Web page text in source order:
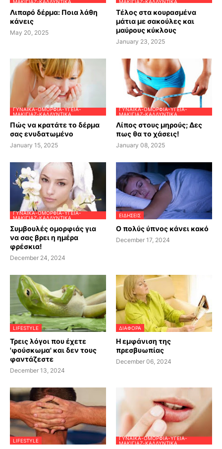
ΜΑΚΙΓΙΆΖ-ΚΑΛΛΥΝΤΙΚΆ
Λιπαρό δέρμα: Ποια λάθη
κάνεις
May 20, 2025
ΜΑΚΙΓΙΆΖ-ΚΑΛΛΥΝΤΙΚΆ
Τέλος στα κουρασμένα
μάτια με σακούλες και
μαύρους κύκλους
January 23, 2025
ΓΥΝΑΊΚΑ-ΟΜΟΡΦΙΆ-ΥΓΕΊΑ-
ΜΑΚΙΓΙΆΖ-ΚΑΛΛΥΝΤΙΚΆ
Πώς να κρατάτε το δέρμα
σας ενυδατωμένο
January 15, 2025
ΓΥΝΑΊΚΑ-ΟΜΟΡΦΙΆ-ΥΓΕΊΑ-
ΜΑΚΙΓΙΆΖ-ΚΑΛΛΥΝΤΙΚΆ
Λίπος στους μηρούς; Δες
πως θα το χάσεις!
January 08, 2025
ΓΥΝΑΊΚΑ-ΟΜΟΡΦΙΆ-ΥΓΕΊΑ-
ΜΑΚΙΓΙΆΖ-ΚΑΛΛΥΝΤΙΚΆ
Συμβουλές ομορφιάς για
να σας βρει η ημέρα
φρέσκια!
December 24, 2024
ΕΙΔΗΣΕΙΣ
Ο πολύς ύπνος κάνει κακό
December 17, 2024
LIFESTYLE
Τρεις λόγοι που έχετε
'φούσκωμα' και δεν τους
φαντάζεστε
December 13, 2024
ΔΙΆΦΟΡΑ
Η εμφάνιση της
πρεσβυωπίας
December 06, 2024
LIFESTYLE
ΓΥΝΑΊΚΑ-ΟΜΟΡΦΙΆ-ΥΓΕΊΑ-
ΜΑΚΙΓΙΆΖ-ΚΑΛΛΥΝΤΙΚΆ